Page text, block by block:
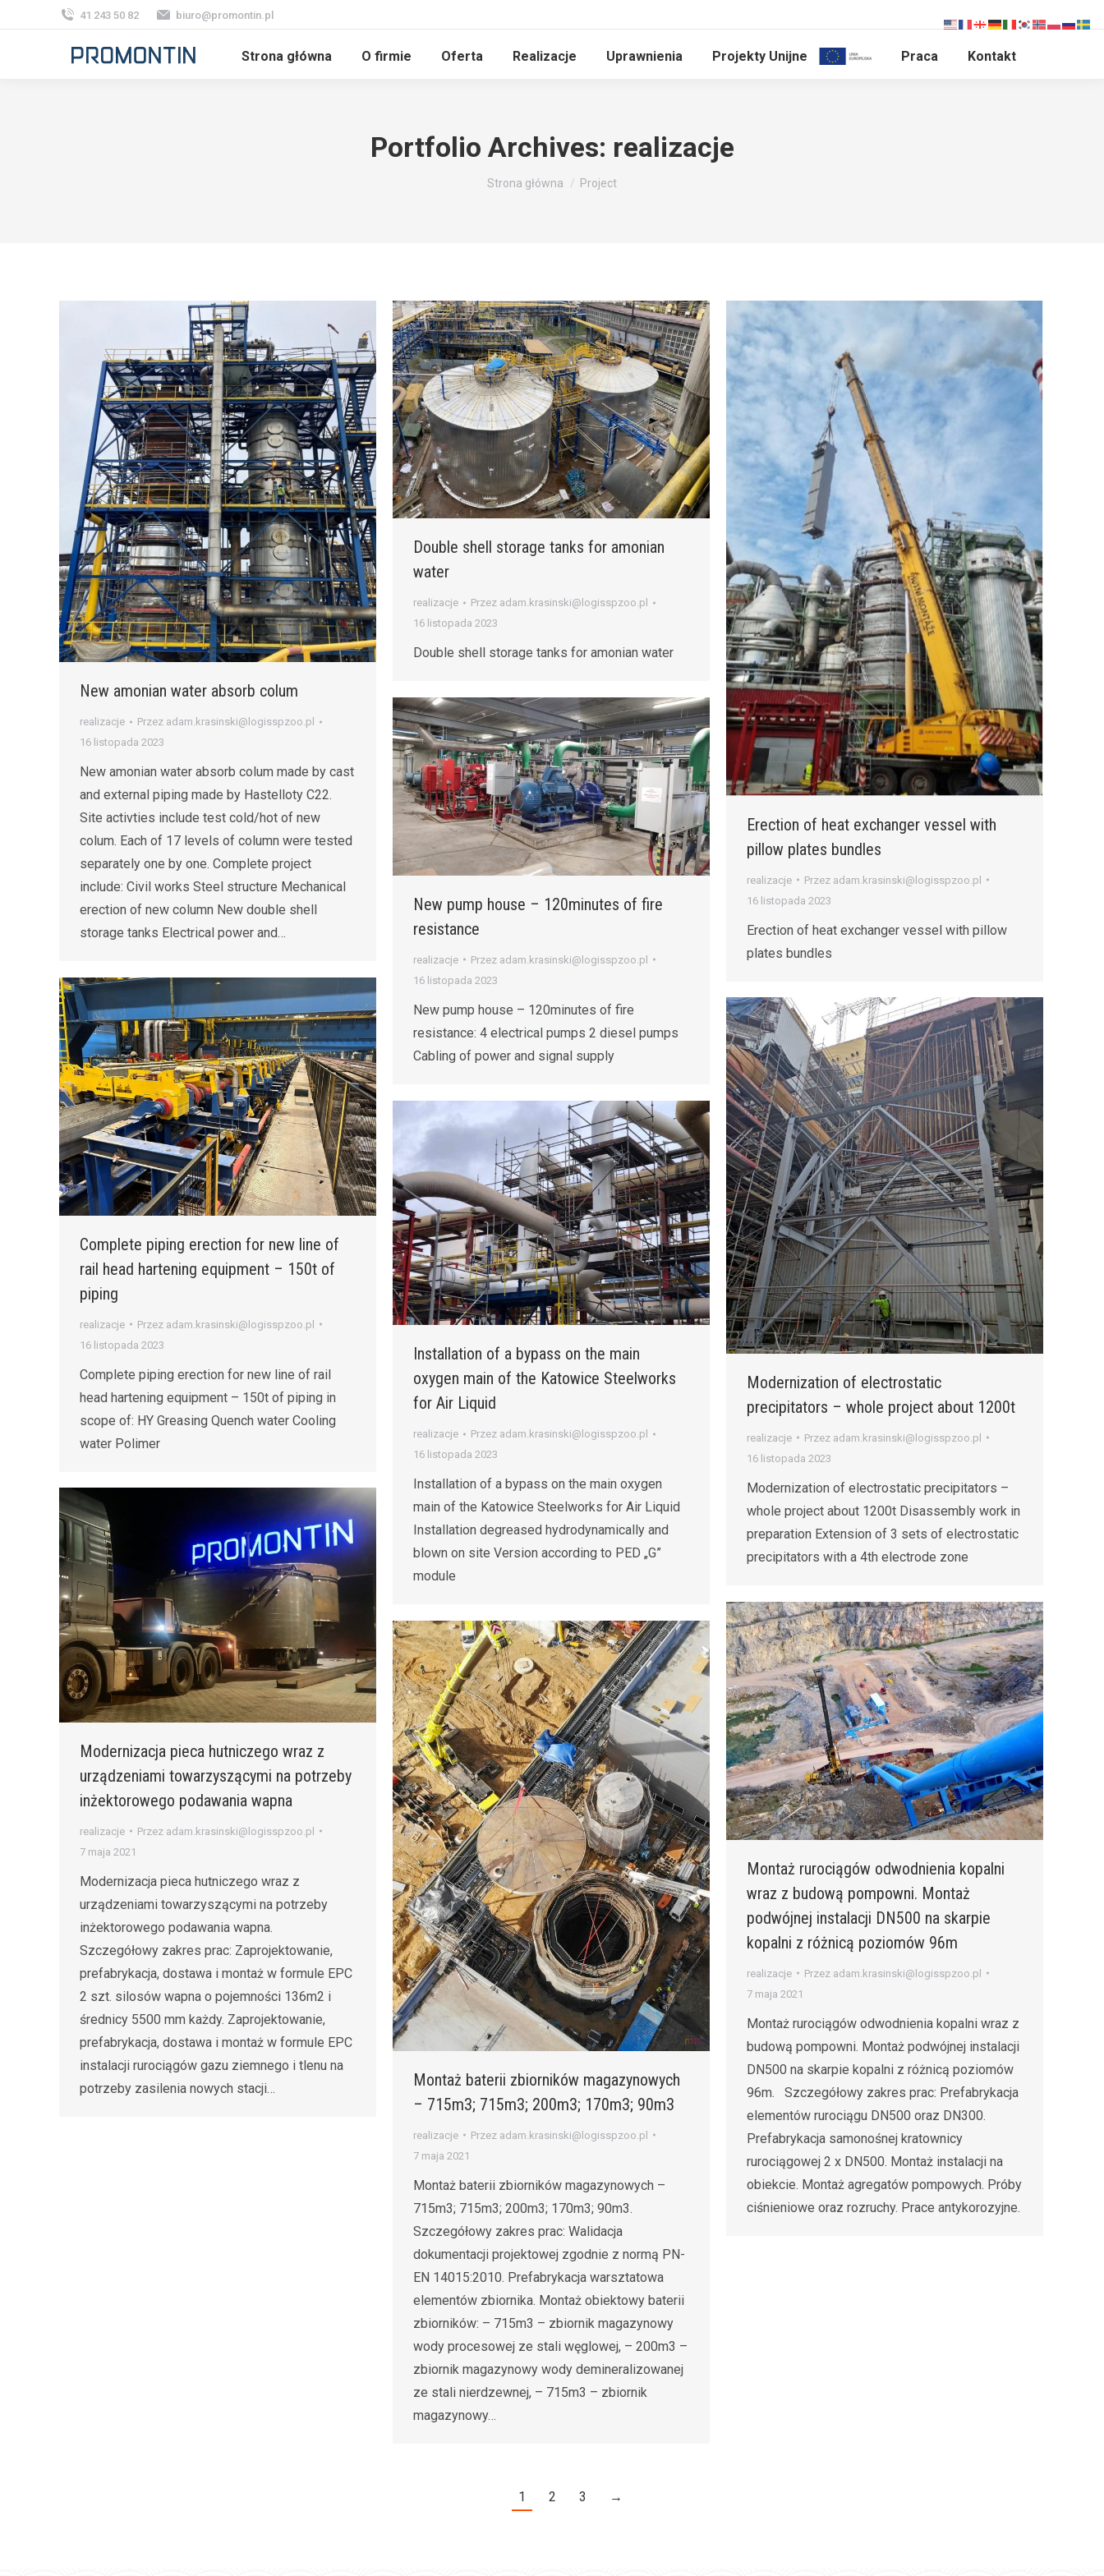
41 243 50 82 biuro@promontin.pl
Strona główna O firmie Oferta Realizacje Uprawnienia Projekty Unijne Praca Kontakt
Portfolio Archives: realizacje
Jesteś tutaj:
Strona główna Project
New amonian water absorb colum
realizacje Przez adam.krasinski@logisspzoo.pl
16 listopada 2023
New amonian water absorb colum made by cast
and external piping made by Hastelloty C22.
Site activties include test cold/hot of new
colum. Each of 17 levels of column were tested
separately one by one. Complete project
include: Civil works Steel structure Mechanical
erection of new column New double shell
storage tanks Electrical power and…
Double shell storage tanks for amonian
water
realizacje Przez adam.krasinski@logisspzoo.pl
16 listopada 2023
Double shell storage tanks for amonian water
Erection of heat exchanger vessel with
pillow plates bundles
realizacje Przez adam.krasinski@logisspzoo.pl
16 listopada 2023
Erection of heat exchanger vessel with pillow
plates bundles
New pump house – 120minutes of fire
resistance
realizacje Przez adam.krasinski@logisspzoo.pl
16 listopada 2023
New pump house – 120minutes of fire
resistance: 4 electrical pumps 2 diesel pumps
Cabling of power and signal supply
Complete piping erection for new line of
rail head hartening equipment – 150t of
piping
realizacje Przez adam.krasinski@logisspzoo.pl
16 listopada 2023
Complete piping erection for new line of rail
head hartening equipment – 150t of piping in
scope of: HY Greasing Quench water Cooling
water Polimer
Modernization of electrostatic
precipitators – whole project about 1200t
realizacje Przez adam.krasinski@logisspzoo.pl
16 listopada 2023
Modernization of electrostatic precipitators –
whole project about 1200t Disassembly work in
preparation Extension of 3 sets of electrostatic
precipitators with a 4th electrode zone
Installation of a bypass on the main
oxygen main of the Katowice Steelworks
for Air Liquid
realizacje Przez adam.krasinski@logisspzoo.pl
16 listopada 2023
Installation of a bypass on the main oxygen
main of the Katowice Steelworks for Air Liquid
Installation degreased hydrodynamically and
blown on site Version according to PED „G”
module
Modernizacja pieca hutniczego wraz z
urządzeniami towarzyszącymi na potrzeby
inżektorowego podawania wapna
realizacje Przez adam.krasinski@logisspzoo.pl
7 maja 2021
Modernizacja pieca hutniczego wraz z
urządzeniami towarzyszącymi na potrzeby
inżektorowego podawania wapna.
Szczegółowy zakres prac: Zaprojektowanie,
prefabrykacja, dostawa i montaż w formule EPC
2 szt. silosów wapna o pojemności 136m2 i
średnicy 5500 mm każdy. Zaprojektowanie,
prefabrykacja, dostawa i montaż w formule EPC
instalacji rurociągów gazu ziemnego i tlenu na
potrzeby zasilenia nowych stacji…
Montaż rurociągów odwodnienia kopalni
wraz z budową pompowni. Montaż
podwójnej instalacji DN500 na skarpie
kopalni z różnicą poziomów 96m
realizacje Przez adam.krasinski@logisspzoo.pl
7 maja 2021
Montaż rurociągów odwodnienia kopalni wraz z
budową pompowni. Montaż podwójnej instalacji
DN500 na skarpie kopalni z różnicą poziomów
96m. Szczegółowy zakres prac: Prefabrykacja
elementów rurociągu DN500 oraz DN300.
Prefabrykacja samonośnej kratownicy
rurociągowej 2 x DN500. Montaż instalacji na
obiekcie. Montaż agregatów pompowych. Próby
ciśnieniowe oraz rozruchy. Prace antykorozyjne.
Montaż baterii zbiorników magazynowych
– 715m3; 715m3; 200m3; 170m3; 90m3
realizacje Przez adam.krasinski@logisspzoo.pl
7 maja 2021
Montaż baterii zbiorników magazynowych –
715m3; 715m3; 200m3; 170m3; 90m3.
Szczegółowy zakres prac: Walidacja
dokumentacji projektowej zgodnie z normą PN-
EN 14015:2010. Prefabrykacja warsztatowa
elementów zbiornika. Montaż obiektowy baterii
zbiorników: – 715m3 – zbiornik magazynowy
wody procesowej ze stali węglowej, – 200m3 –
zbiornik magazynowy wody demineralizowanej
ze stali nierdzewnej, – 715m3 – zbiornik
magazynowy…
1 2 3 →